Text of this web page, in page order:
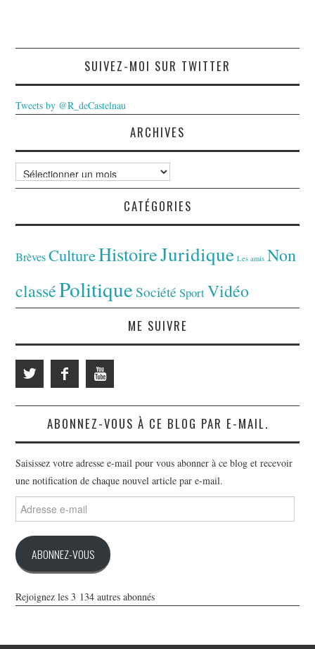
SUIVEZ-MOI SUR TWITTER
Tweets by @R_deCastelnau
ARCHIVES
Archives
CATÉGORIES
Brèves CultureHistoireJuridique Les amis Non
classéPolitiqueSociété SportVidéo
ME SUIVRE
ABONNEZ-VOUS À CE BLOG PAR E-MAIL.
Saisissez votre adresse e-mail pour vous abonner à ce blog et recevoir
une notification de chaque nouvel article par e-mail.
Adresse
e-
ABONNEZ-VOUS
Rejoignez les 3 134 autres abonnés